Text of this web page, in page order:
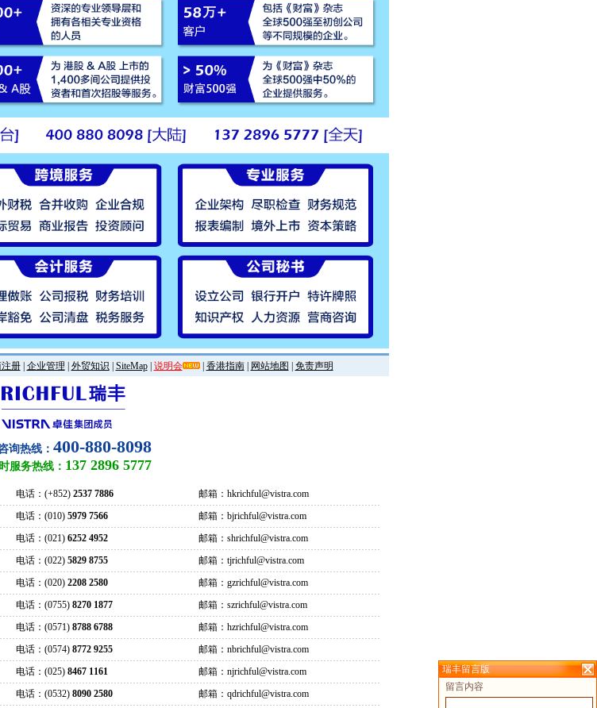
册| 企业管理 外贸知识 SiteMap| 说明会 | 香港指南| 网站地图 免责声明
询热线： 400-880-8098
服务热线： 137 2896 5777
电话：(+852) 2537 7886
邮箱：hkrichful@vistra.com
电话：(010) 5979 7566
邮箱：bjrichful@vistra.com
电话：(021) 6252 4952
邮箱：shrichful@vistra.com
电话：(022) 5829 8755
邮箱：tjrichful@vistra.com
电话：(020) 2208 2580
邮箱：gzrichful@vistra.com
电话：(0755) 8270 1877
邮箱：szrichful@vistra.com
电话：(0571) 8788 6788
邮箱：hzrichful@vistra.com
电话：(0574) 8772 9255
邮箱：nbrichful@vistra.com
电话：(025) 8467 1161
邮箱：njrichful@vistra.com
电话：(0532) 8090 2580 邮箱：qdrichful@vistra.com
瑞丰留言版
留言内容